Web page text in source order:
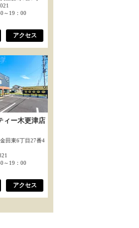
～19：00
アクセス
ィー木更津店
田東6丁目27番4
～19：00
アクセス